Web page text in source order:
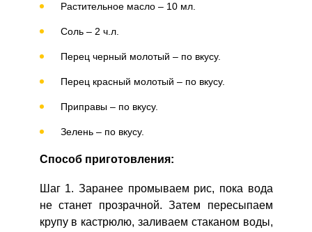
Растительное масло – 10 мл.
Соль – 2 ч.л.
Перец черный молотый – по вкусу.
Перец красный молотый – по вкусу.
Приправы – по вкусу.
Зелень – по вкусу.
Способ приготовления:
Шаг 1. Заранее промываем рис, пока вода
не станет прозрачной. Затем пересыпаем
крупу в кастрюлю, заливаем стаканом воды,